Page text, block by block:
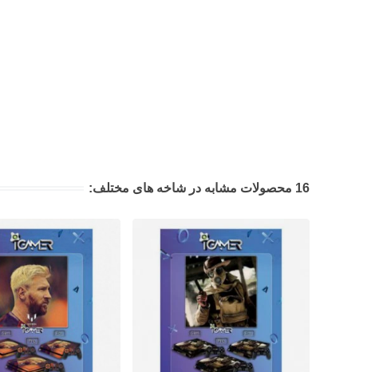
16 محصولات مشابه در شاخه های مختلف: